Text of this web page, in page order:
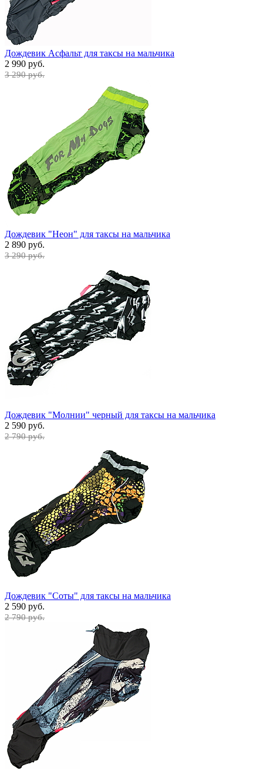
Дождевик Асфальт для таксы на мальчика
2 990 руб.
3 290 руб.
Дождевик "Неон" для таксы на мальчика
2 890 руб.
3 290 руб.
Дождевик "Молнии" черный для таксы на мальчика
2 590 руб.
2 790 руб.
Дождевик "Соты" для таксы на мальчика
2 590 руб.
2 790 руб.